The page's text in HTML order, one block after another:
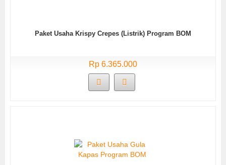
Paket Usaha Krispy Crepes (Listrik) Program BOM
Rp 6.365.000